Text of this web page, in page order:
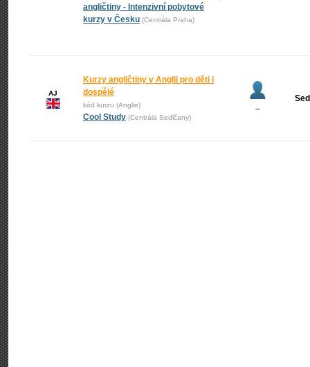
angličtiny - Intenzivní pobytové
kurzy v Česku (Centrála Praha)
AJ
Kurzy angličtiny v Anglii pro děti i
dospělé
kód kurzu (Anglie)
Cool Study (Centrála Sedlčany)
–